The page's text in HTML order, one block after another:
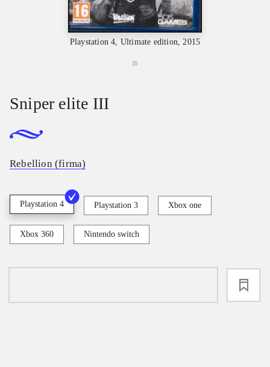
Playstation 4, Ultimate edition, 2015
Sniper elite III
Rebellion (firma)
Playstation 4 Playstation 3 Xbox one
Xbox 360 Nintendo switch